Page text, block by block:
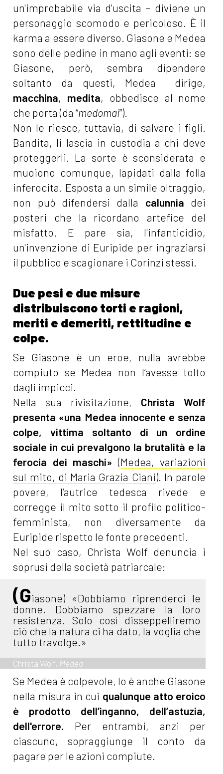
un'improbabile via d'uscita – diviene un
personaggio scomodo e pericoloso. È il
karma a essere diverso. Giasone e Medea
sono delle pedine in mano agli eventi: se
Giasone, però, sembra dipendere
soltanto da questi, Medea dirige,
macchina, medita, obbedisce al nome
che porta (da “medomai”).
Non le riesce, tuttavia, di salvare i figli.
Bandita, li lascia in custodia a chi deve
proteggerli. La sorte è sconsiderata e
muoiono comunque, lapidati dalla folla
inferocita. Esposta a un simile oltraggio,
non può difendersi dalla calunnia dei
posteri che la ricordano artefice del
misfatto. E pare sia, l'infanticidio,
un'invenzione di Euripide per ingraziarsi
il pubblico e scagionare i Corinzi stessi.
Due pesi e due misure
distribuiscono torti e ragioni,
meriti e demeriti, rettitudine e
colpe.
Se Giasone è un eroe, nulla avrebbe
compiuto se Medea non l’avesse tolto
dagli impicci.
Nella sua rivisitazione, Christa Wolf
presenta «una Medea innocente e senza
colpe, vittima soltanto di un ordine
sociale in cui prevalgono la brutalità e la
ferocia dei maschi» (Medea, variazioni
sul mito, di Maria Grazia Ciani). In parole
povere, l’autrice tedesca rivede e
corregge il mito sotto il profilo politico-
femminista, non diversamente da
Euripide rispetto le fonte precedenti.
Nel suo caso, Christa Wolf denuncia i
soprusi della società patriarcale:
(Giasone) «Dobbiamo riprenderci le
donne. Dobbiamo spezzare la loro
resistenza. Solo così disseppelliremo
ciò che la natura ci ha dato, la voglia che
tutto travolge.»
Christa Wolf, Medea
Se Medea è colpevole, lo è anche Giasone
nella misura in cui qualunque atto eroico
è prodotto dell’inganno, dell’astuzia,
dell'errore. Per entrambi, anzi per
ciascuno, sopraggiunge il conto da
pagare per le azioni compiute.